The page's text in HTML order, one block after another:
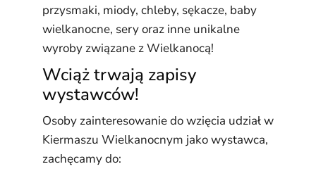
przysmaki, miody, chleby, sękacze, baby
wielkanocne, sery oraz inne unikalne
wyroby związane z Wielkanocą!
Wciąż trwają zapisy
wystawców!
Osoby zainteresowanie do wzięcia udział w
Kiermaszu Wielkanocnym jako wystawca,
zachęcamy do: